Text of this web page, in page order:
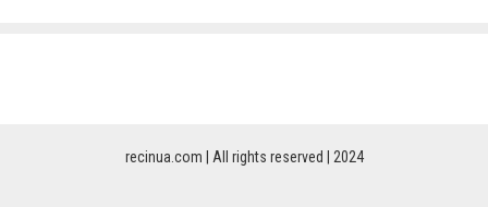
recinua.com | All rights reserved | 2024